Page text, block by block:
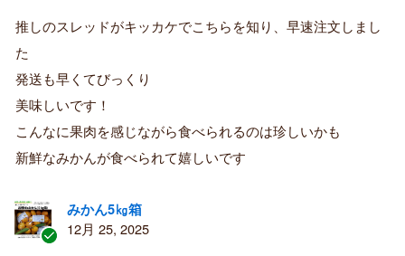
証
済
購
者
推しのスレッドがキッカケでこちらを知り、早速注文しまし
た
発送も早くてびっくり
美味しいです！
こんなに果肉を感じながら食べられるのは珍しいかも
新鮮なみかんが食べられて嬉しいです
みかん5㎏箱
12月 25, 2025